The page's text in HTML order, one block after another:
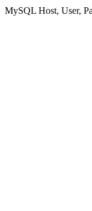
MySQL Host, User,